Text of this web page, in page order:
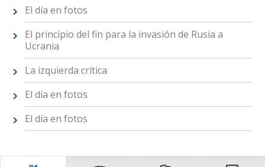
El día en fotos
El principio del fin para la invasión de Rusia a
Ucrania
La izquierda crítica
El día en fotos
El día en fotos